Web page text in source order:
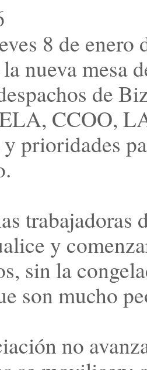
8 de enero
nueva mesa
de
CCOO,
y prioridades
trabajadoras
y
sin la
son mucho
no